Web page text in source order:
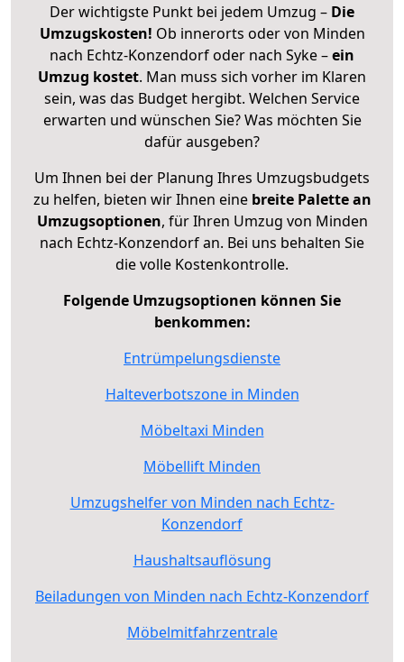
Der wichtigste Punkt bei jedem Umzug – Die
Umzugskosten! Ob innerorts oder von Minden
nach Echtz-Konzendorf oder nach Syke –ein
Umzug kostet. Man muss sich vorher im Klaren
sein, was das Budget hergibt. Welchen Service
erwarten und wünschen Sie? Was möchten Sie
dafür ausgeben?
Um Ihnen bei der Planung Ihres Umzugsbudgets
zu helfen, bieten wir Ihnen eine breite Palette an
Umzugsoptionen, für Ihren Umzug von Minden
nach Echtz-Konzendorf an. Bei uns behalten Sie
die volle Kostenkontrolle.
Folgende Umzugsoptionen können Sie
benkommen:
Entrümpelungsdienste
Halteverbotszone in Minden
Möbeltaxi Minden
Möbellift Minden
Umzugshelfer von Minden nach Echtz-
Konzendorf
Haushaltsauflösung
Beiladungen von Minden nach Echtz-Konzendorf
Möbelmitfahrzentrale